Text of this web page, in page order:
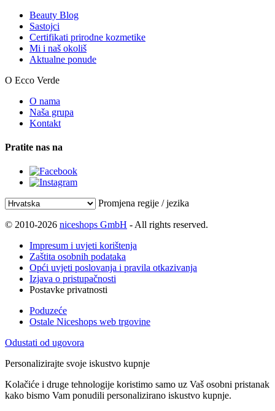
Beauty Blog
Sastojci
Certifikati prirodne kozmetike
Mi i naš okoliš
Aktualne ponude
O Ecco Verde
O nama
Naša grupa
Kontakt
Pratite nas na
Promjena regije / jezika
© 2010-2026 niceshops GmbH - All rights reserved.
Impresum i uvjeti korištenja
Zaštita osobnih podataka
Opći uvjeti poslovanja i pravila otkazivanja
Izjava o pristupačnosti
Postavke privatnosti
Poduzeće
Ostale Niceshops web trgovine
Odustati od ugovora
Personalizirajte svoje iskustvo kupnje
Kolačiće i druge tehnologije koristimo samo uz Vaš osobni pristanak
kako bismo Vam ponudili personalizirano iskustvo kupnje.